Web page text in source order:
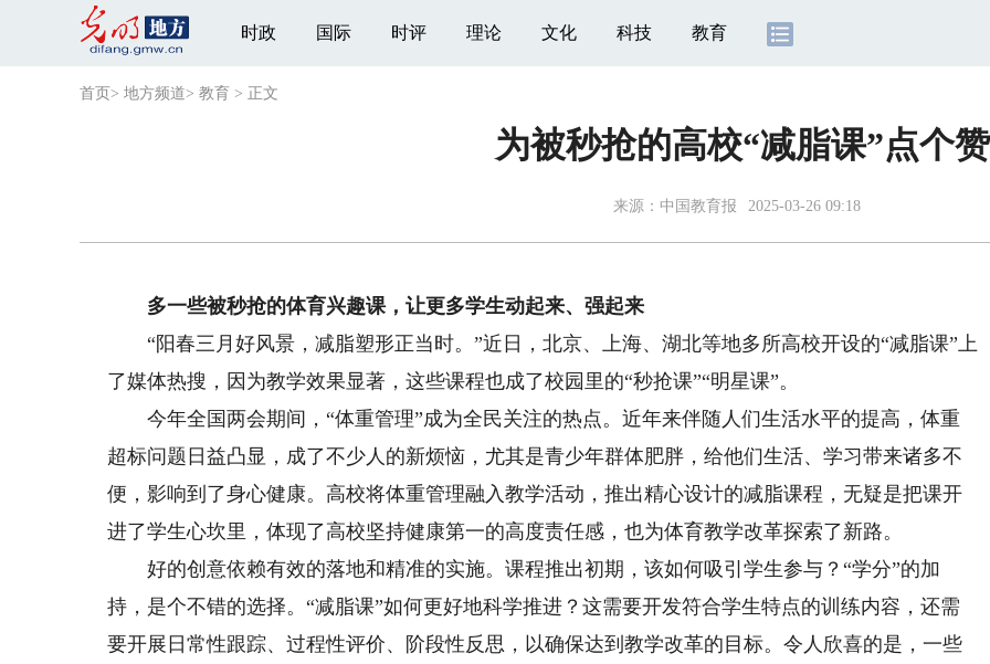
时政 国际 时评 理论 文化 科技 教育
首页 > 地方频道> 教育 > 正文
为被秒抢的高校“减脂课”点个赞
来源： 中国教育报 2025-03-26 09:18
多一些被秒抢的体育兴趣课，让更多学生动起来、强起来
“阳春三月好风景，减脂塑形正当时。”近日，北京、上海、湖北等地多所高校开设的“减脂课”上
了媒体热搜，因为教学效果显著，这些课程也成了校园里的“秒抢课”“明星课”。
今年全国两会期间，“体重管理”成为全民关注的热点。近年来伴随人们生活水平的提高，体重
超标问题日益凸显，成了不少人的新烦恼，尤其是青少年群体肥胖，给他们生活、学习带来诸多不
便，影响到了身心健康。高校将体重管理融入教学活动，推出精心设计的减脂课程，无疑是把课开
进了学生心坎里，体现了高校坚持健康第一的高度责任感，也为体育教学改革探索了新路。
好的创意依赖有效的落地和精准的实施。课程推出初期，该如何吸引学生参与？“学分”的加
持，是个不错的选择。“减脂课”如何更好地科学推进？这需要开发符合学生特点的训练内容，还需
要开展日常性跟踪、过程性评价、阶段性反思，以确保达到教学改革的目标。令人欣喜的是，一些